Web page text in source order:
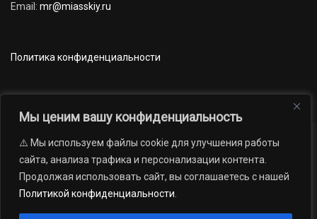
Мы ценим вашу конфиденциальность
⚠️ Мы используем файлы cookie для улучшения работы
сайта, анализа трафика и персонализации контента.
Продолжая использовать сайт, вы соглашаетесь с нашей
Политикой конфиденциальности
Email: mr@miasskiy.ru
Политика конфиденциальности
Новости Наши проекты
Официально
АРХИВ
16+
газеты «Миасский рабочий»; Областное государственное учреждение